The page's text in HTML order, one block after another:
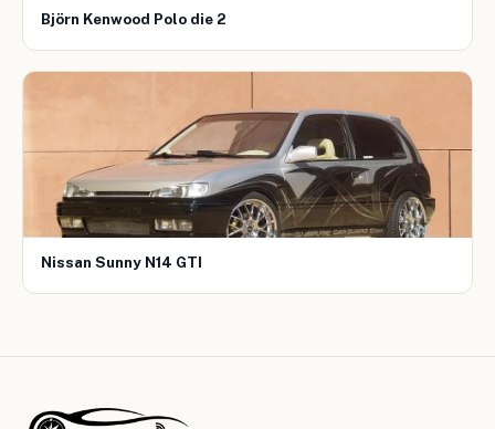
Björn Kenwood Polo die 2
Nissan Sunny N14 GTI